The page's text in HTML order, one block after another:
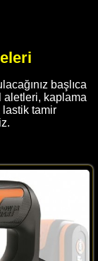
başlıca
aletleri, kaplama
tamir